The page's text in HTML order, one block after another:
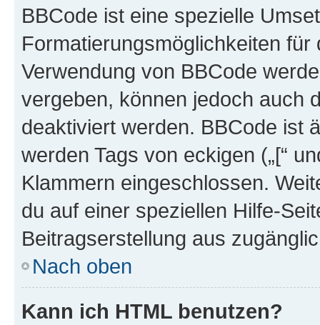
BBCode ist eine spezielle
Formatierungsmöglichkeiten
Verwendung von BBCode
vergeben, können jedoch auch
deaktiviert werden. BBCode ist
werden Tags von eckigen („[“
Klammern eingeschlossen.
du auf einer speziellen Hilfe-
Beitragserstellung aus
Nach oben
Kann ich HTML benutzen?